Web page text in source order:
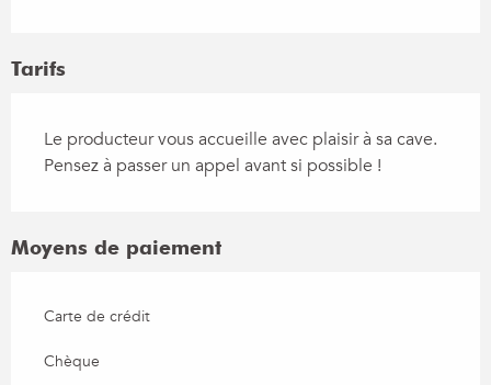
Tarifs
Le producteur vous accueille avec plaisir à sa cave.
Pensez à passer un appel avant si possible !
Moyens de paiement
Carte de crédit
Chèque